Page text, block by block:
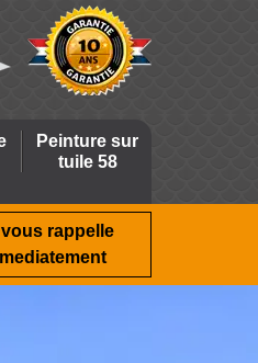
Peinture sur
tuile 58
rappelle